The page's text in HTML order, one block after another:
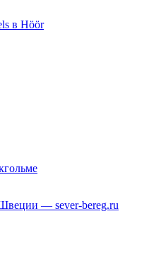
в Höör
— sever-bereg.ru